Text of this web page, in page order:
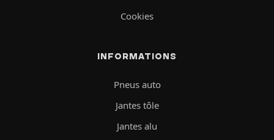
Cookies
INFORMATIONS
Pneus auto
Jantes tôle
Jantes alu